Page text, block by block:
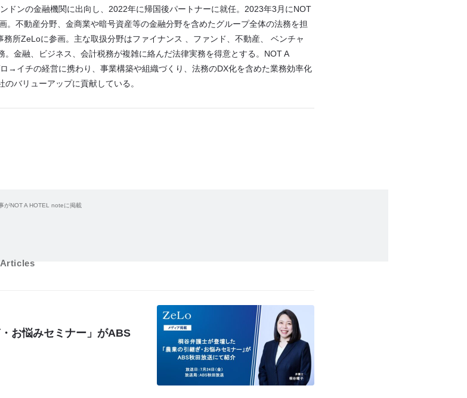
ドンの金融機関に出向し、2022年に帰国後パートナーに就任。2023年3月にNOT
。不動産分野、金商業や暗号資産等の金融分野を含めたグループ全体の法務を担
務所ZeLoに参画。主な取扱分野はファイナンス 、ファンド、不動産、 ベンチャ
。金融、ビジネス、会計税務が複雑に絡んだ法律実務を得意とする。NOT A
→イチの経営に携わり、事業構築や組織づくり、法務のDX化を含めた業務効率化
のバリューアップに貢献している。
がNOT A HOTEL noteに掲載
お悩みセミナー」がABS